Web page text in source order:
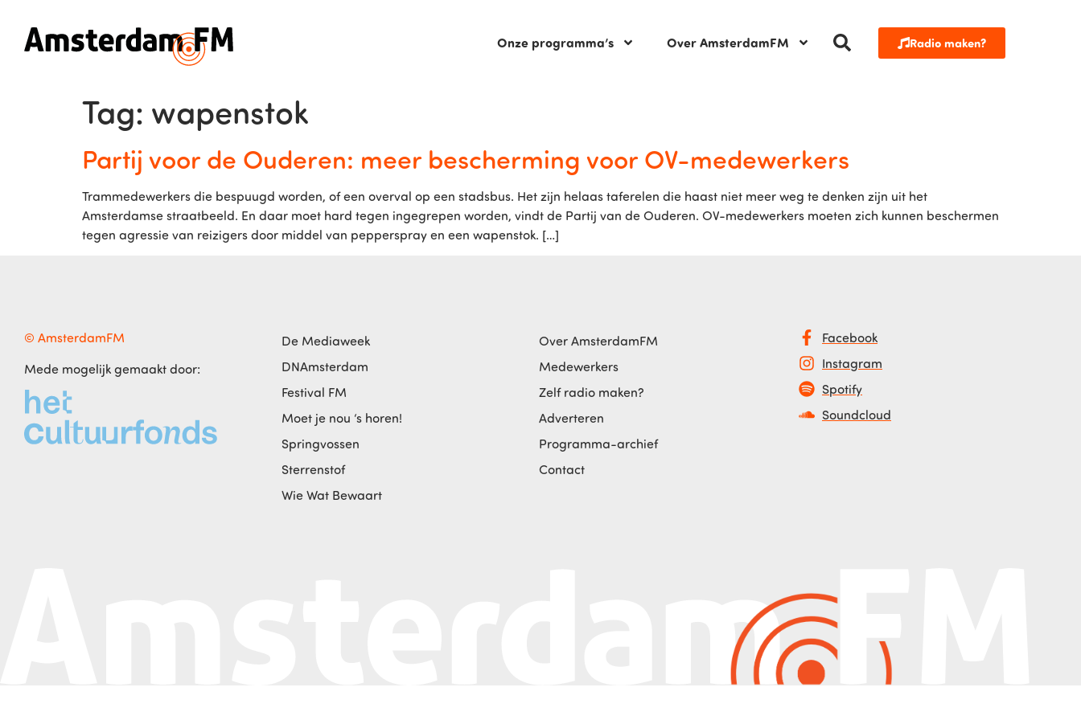
Onze programma’s Over AmsterdamFM Radio maken?
Tag: wapenstok
Partij voor de Ouderen: meer bescherming voor OV-medewerkers
Trammedewerkers die bespuugd worden, of een overval op een stadsbus. Het zijn helaas taferelen die haast niet meer weg te denken zijn uit het
Amsterdamse straatbeeld. En daar moet hard tegen ingegrepen worden, vindt de Partij van de Ouderen. OV-medewerkers moeten zich kunnen beschermen
tegen agressie van reizigers door middel van pepperspray en een wapenstok. […]
© AmsterdamFM
Mede mogelijk gemaakt door:
De Mediaweek
DNAmsterdam
Festival FM
Moet je nou ‘s horen!
Springvossen
Sterrenstof
Wie Wat Bewaart
Over AmsterdamFM
Medewerkers
Zelf radio maken?
Adverteren
Programma-archief
Contact
Facebook
Instagram
Spotify
Soundcloud